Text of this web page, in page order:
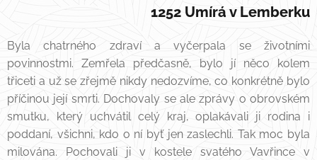
1252 Umírá v Lemberku
Byla chatrného zdraví a vyčerpala se životními
povinnostmi. Zemřela předčasně, bylo jí něco kolem
třiceti a už se zřejmě nikdy nedozvíme, co konkrétně bylo
příčinou její smrti. Dochovaly se ale zprávy o obrovském
smutku, který uchvátil celý kraj, oplakávali ji rodina i
poddaní, všichni, kdo o ní byť jen zaslechli. Tak moc byla
milována. Pochovali ji v kostele svatého Vavřince v